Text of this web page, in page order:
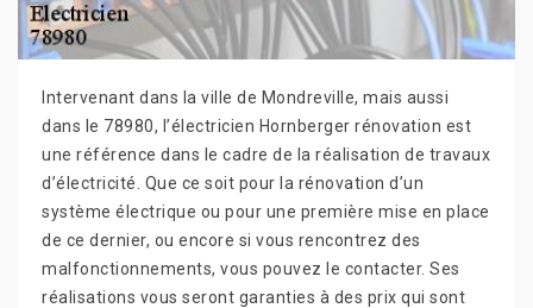
Intervenant dans la ville de Mondreville, mais aussi
dans le 78980, l’électricien Hornberger rénovation est
une référence dans le cadre de la réalisation de travaux
d’électricité. Que ce soit pour la rénovation d’un
système électrique ou pour une première mise en place
de ce dernier, ou encore si vous rencontrez des
malfonctionnements, vous pouvez le contacter. Ses
réalisations vous seront garanties à des prix qui sont